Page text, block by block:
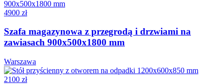
4900 zł
Szafa magazynowa z przegrodą i drzwiami na
zawiasach 900x500x1800 mm
Warszawa
2100 zł